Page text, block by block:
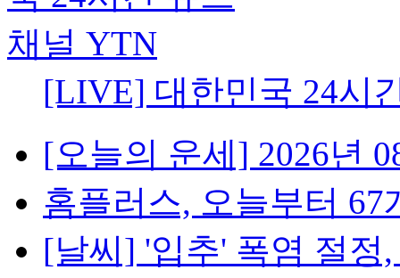
[LIVE] 대한민국 24시
[오늘의 운세] 2026년
홈플러스, 오늘부터 67
[날씨] '입추' 폭염 절정,